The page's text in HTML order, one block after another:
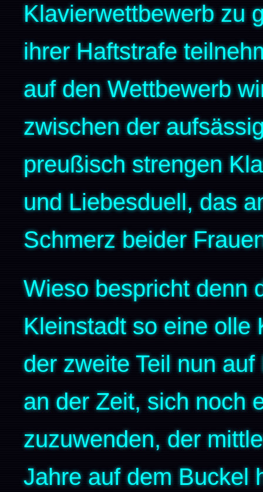
Klavierwettbewerb zu
ihrer Haftstrafe
auf den Wettbewerb
zwischen der
preußisch strengen
und Liebesduell, das
Schmerz beider
Wieso bespricht denn
Kleinstadt so eine olle
der zweite Teil nun
an der Zeit, sich noch
zuzuwenden, der
Jahre auf dem Buckel